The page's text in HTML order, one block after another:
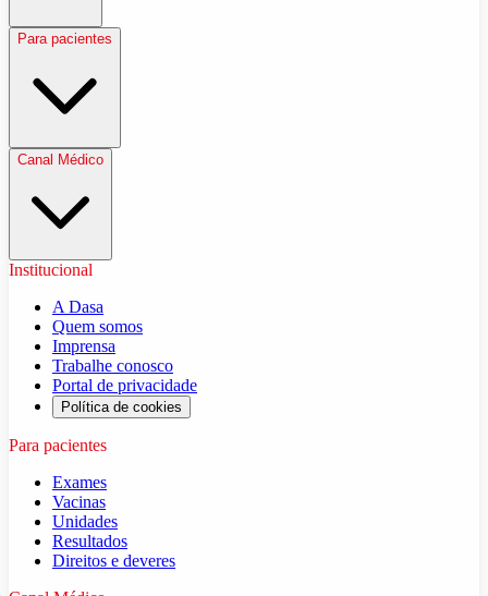
Para pacientes
Canal Médico
Institucional
A Dasa
Quem somos
Imprensa
Trabalhe conosco
Portal de privacidade
Política de cookies
Para pacientes
Exames
Vacinas
Unidades
Resultados
Direitos e deveres